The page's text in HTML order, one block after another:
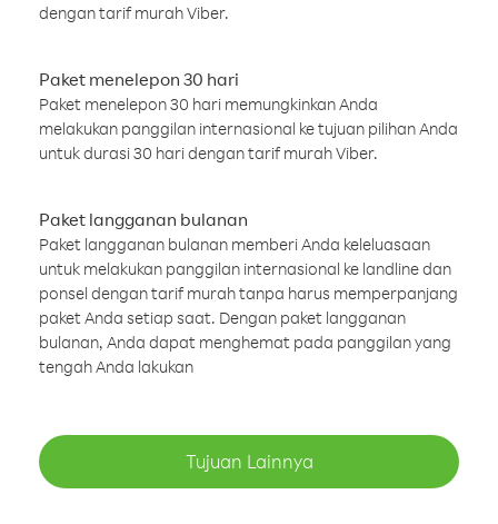
dengan tarif murah Viber.
Paket menelepon 30 hari
Paket menelepon 30 hari memungkinkan Anda
melakukan panggilan internasional ke tujuan pilihan Anda
untuk durasi 30 hari dengan tarif murah Viber.
Paket langganan bulanan
Paket langganan bulanan memberi Anda keleluasaan
untuk melakukan panggilan internasional ke landline dan
ponsel dengan tarif murah tanpa harus memperpanjang
paket Anda setiap saat. Dengan paket langganan
bulanan, Anda dapat menghemat pada panggilan yang
tengah Anda lakukan
Tujuan Lainnya